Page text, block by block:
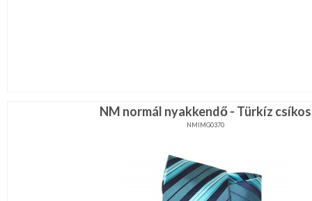
NM normál nyakkendő - Türkíz csíkos
NMIMG0370